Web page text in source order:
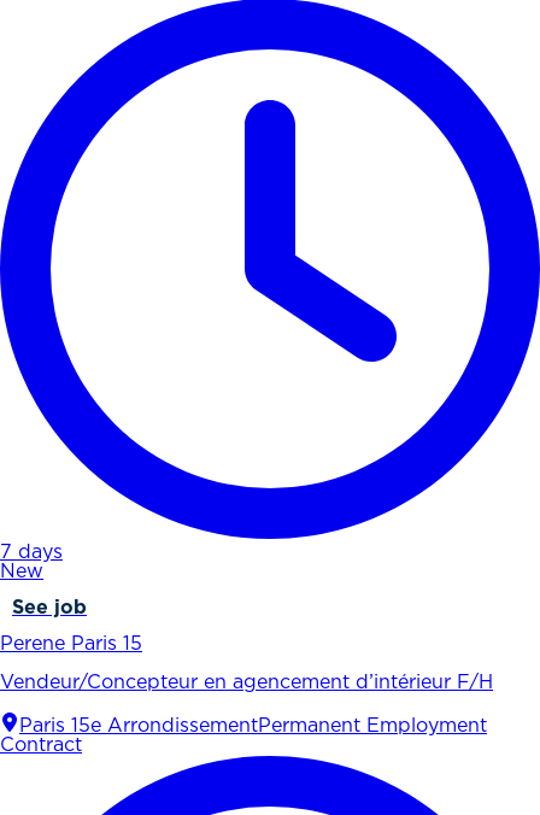
7 days
New
See job
Perene Paris 15
Vendeur/Concepteur en agencement d’intérieur F/H
Paris 15e ArrondissementPermanent Employment
Contract